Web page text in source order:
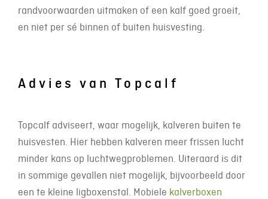
randvoorwaarden uitmaken of een kalf goed groeit,
en niet per sé binnen of buiten huisvesting.
Advies van Topcalf
Topcalf adviseert, waar mogelijk, kalveren buiten te
huisvesten. Hier hebben kalveren meer frissen lucht
minder kans op luchtwegproblemen. Uiteraard is dit
in sommige gevallen niet mogelijk, bijvoorbeeld door
een te kleine ligboxenstal. Mobiele kalverboxen